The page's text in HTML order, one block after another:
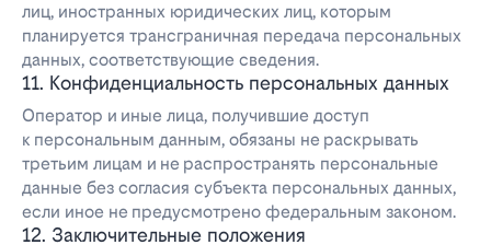
лиц, иностранных юридических лиц, которым
планируется трансграничная передача персональных
данных, соответствующие сведения.
11. Конфиденциальность персональных данных
Оператор и иные лица, получившие доступ
к персональным данным, обязаны не раскрывать
третьим лицам и не распространять персональные
данные без согласия субъекта персональных данных,
если иное не предусмотрено федеральным законом.
12. Заключительные положения